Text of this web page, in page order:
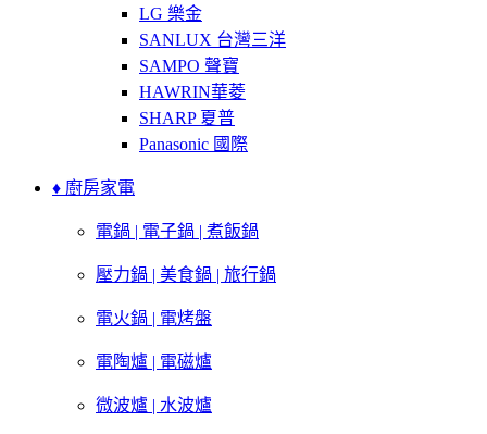
LG 樂金
SANLUX 台灣三洋
SAMPO 聲寶
HAWRIN華菱
SHARP 夏普
Panasonic 國際
♦ 廚房家電
電鍋 | 電子鍋 | 煮飯鍋
壓力鍋 | 美食鍋 | 旅行鍋
電火鍋 | 電烤盤
電陶爐 | 電磁爐
微波爐 | 水波爐